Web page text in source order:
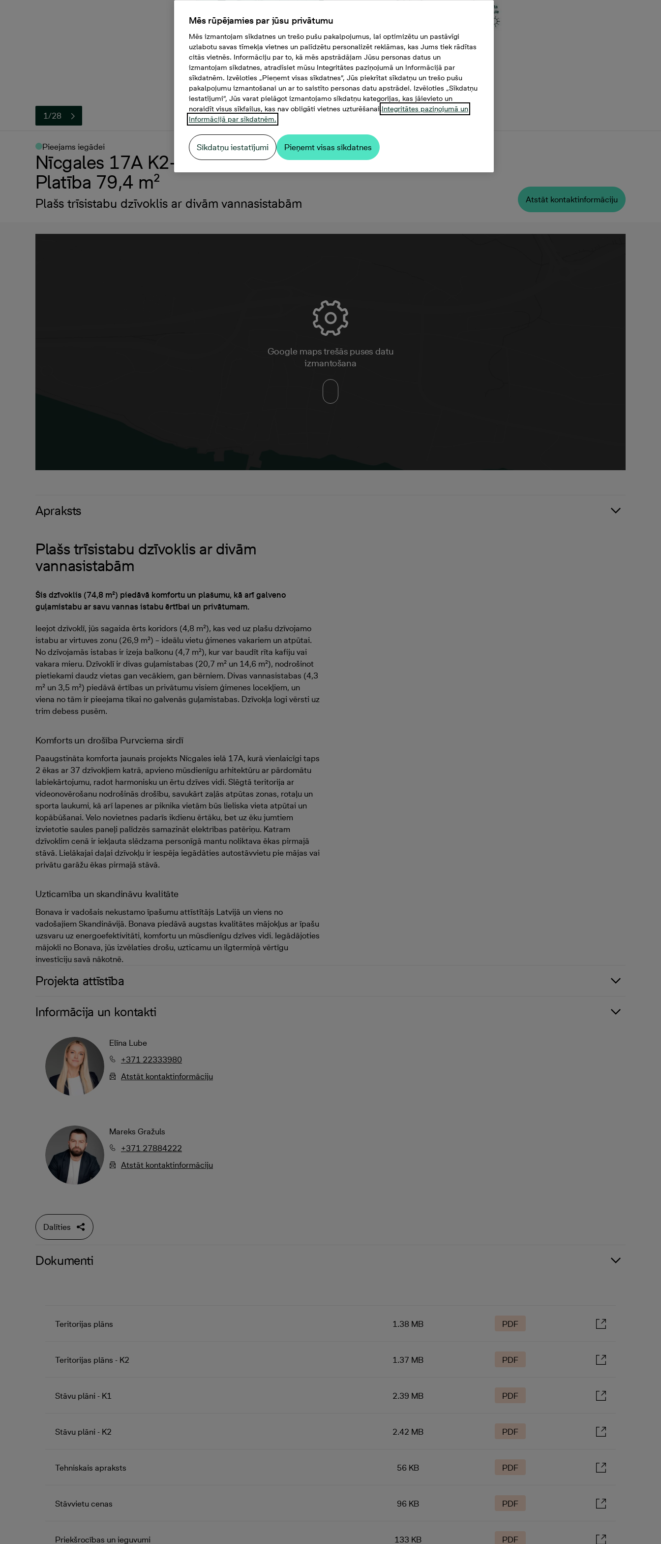
1/28
Pieejams iegādei
Nīcgales 17A K2-04, 201 000 €, 3 -istabu dzīvoklis,
Platība 79,4 m²
Plašs trīsistabu dzīvoklis ar divām vannasistabām Atstāt kontaktinformāciju
Google maps trešās puses datu
izmantošana
Apraksts
Plašs trīsistabu dzīvoklis ar divām
vannasistabām
Šis dzīvoklis (74,8 m²) piedāvā komfortu un plašumu, kā arī galveno
guļamistabu ar savu vannas istabu ērtībai un privātumam.
Ieejot dzīvoklī, jūs sagaida ērts koridors (4,8 m²), kas ved uz plašu dzīvojamo
istabu ar virtuves zonu (26,9 m²) – ideālu vietu ģimenes vakariem un atpūtai.
No dzīvojamās istabas ir izeja balkonu (4,7 m²), kur var baudīt rīta kafiju vai
vakara mieru. Dzīvoklī ir divas guļamistabas (20,7 m² un 14,6 m²), nodrošinot
pietiekami daudz vietas gan vecākiem, gan bērniem. Divas vannasistabas (4,3
m² un 3,5 m²) piedāvā ērtības un privātumu visiem ģimenes locekļiem, un
viena no tām ir pieejama tikai no galvenās guļamistabas. Dzīvokļa logi vērsti uz
trim debess pusēm.
Komforts un drošība Purvciema sirdī
Paaugstināta komforta jaunais projekts Nīcgales ielā 17A, kurā vienlaicīgi taps
2 ēkas ar 37 dzīvokļiem katrā, apvieno mūsdienīgu arhitektūru ar pārdomātu
labiekārtojumu, radot harmonisku un ērtu dzīves vidi. Slēgtā teritorija ar
videonovērošanu nodrošinās drošību, savukārt zaļās atpūtas zonas, rotaļu un
sporta laukumi, kā arī lapenes ar piknika vietām būs lieliska vieta atpūtai un
kopābūšanai. Velo novietnes padarīs ikdienu ērtāku, bet uz ēku jumtiem
izvietotie saules paneļi palīdzēs samazināt elektrības patēriņu. Katram
dzīvoklim cenā ir iekļauta slēdzama personīgā mantu noliktava ēkas pirmajā
stāvā. Lielākajai daļai dzīvokļu ir iespēja iegādāties autostāvvietu pie mājas vai
privātu garāžu ēkas pirmajā stāvā.
Uzticamība un skandināvu kvalitāte
Bonava ir vadošais nekustamo īpašumu attīstītājs Latvijā un viens no
vadošajiem Skandināvijā. Bonava piedāvā augstas kvalitātes mājokļus ar īpašu
uzsvaru uz energoefektivitāti, komfortu un mūsdienīgu dzīves vidi. Iegādājoties
mājokli no Bonava, jūs izvēlaties drošu, uzticamu un ilgtermiņā vērtīgu
investīciju savā nākotnē.
Projekta attīstība
Informācija un kontakti
Elīna Lube
+371 22333980
Atstāt kontaktinformāciju
Mareks Gražuls
+371 27884222
Atstāt kontaktinformāciju
Dalīties
Dokumenti
Teritorijas plāns 1.38 MB PDF
Teritorijas plāns - K2 1.37 MB PDF
Stāvu plāni - K1 2.39 MB PDF
Stāvu plāni - K2 2.42 MB PDF
Tehniskais apraksts 56 KB PDF
Stāvvietu cenas 96 KB PDF
Priekšrocības un ieguvumi 133 KB PDF
Mēs rūpējamies par jūsu privātumu
Mēs izmantojam sīkdatnes un trešo pušu pakalpojumus, lai optimizētu un pastāvīgi
uzlabotu savas tīmekļa vietnes un palīdzētu personalizēt reklāmas, kas Jums tiek rādītas
citās vietnēs. Informāciju par to, kā mēs apstrādājam Jūsu personas datus un
izmantojam sīkdatnes, atradīsiet mūsu Integritātes paziņojumā un Informācijā par
sīkdatnēm. Izvēloties „Pieņemt visas sīkdatnes”, Jūs piekrītat sīkdatņu un trešo pušu
pakalpojumu izmantošanai un ar to saistīto personas datu apstrādei. Izvēloties „Sīkdatņu
iestatījumi”, Jūs varat pielāgot izmantojamo sīkdatņu kategorijas, kas jāievieto un
noraidīt visus sīkfailus, kas nav obligāti vietnes uzturēšanai.Integritātes paziņojumā un
Informācijā par sīkdatnēm.
Sīkdatņu iestatījumi Pieņemt visas sīkdatnes